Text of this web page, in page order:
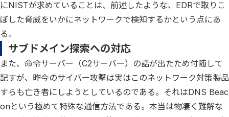
にNISTが求めていることは、前述したような、EDRで取りこ
ぼした脅威をいかにネットワークで検知するかという点にあ
る。
サブドメイン探索への対応
また、命令サーバー（C2サーバー）の話が出たため付随して
記すが、昨今のサイバー攻撃は実はこのネットワーク対策製品
すらも亡き者にしようとしているのである。それはDNS Beac
onという極めて特殊な通信方法である。本当は物凄く難解な